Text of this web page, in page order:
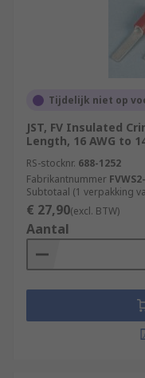
Tijdelijk niet op
JST, FV Insulated
Length, 16 AWG to
RS-stocknr. 688-1252
Fabrikantnummer
Subtotaal (1 verpakking
€ 27,90(excl. BTW)
Aantal